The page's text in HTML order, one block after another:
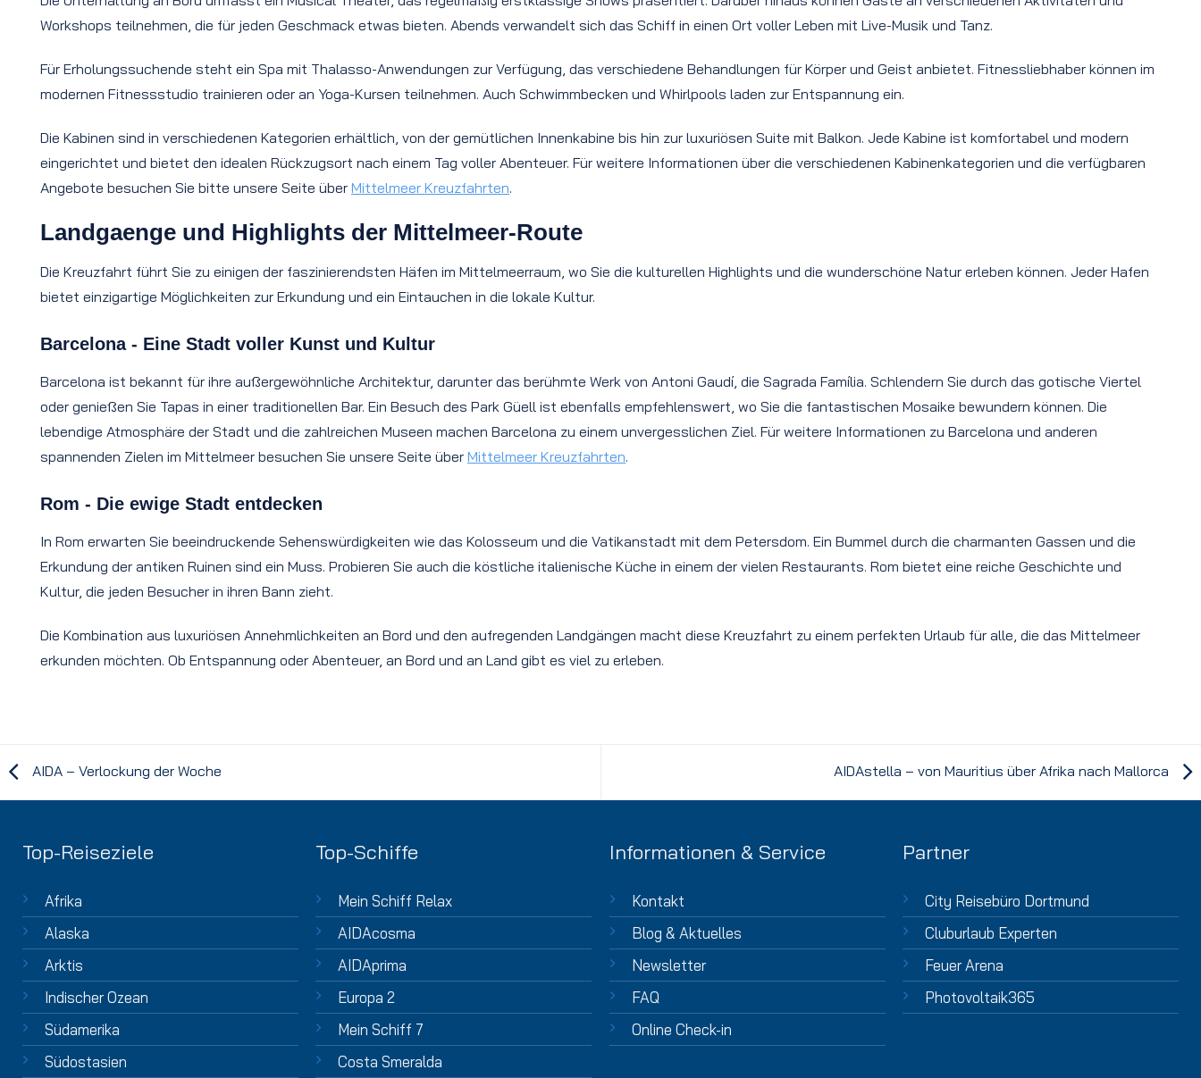
Workshops teilnehmen, die für jeden Geschmack etwas bieten. Abends verwandelt sich das Schiff in einen Ort voller Leben mit Live-Musik und Tanz.
Für Erholungssuchende steht ein Spa mit Thalasso-Anwendungen zur Verfügung, das verschiedene Behandlungen für Körper und Geist anbietet. Fitnessliebhaber können im
modernen Fitnessstudio trainieren oder an Yoga-Kursen teilnehmen. Auch Schwimmbecken und Whirlpools laden zur Entspannung ein.
Die Kabinen sind in verschiedenen Kategorien erhältlich, von der gemütlichen Innenkabine bis hin zur luxuriösen Suite mit Balkon. Jede Kabine ist komfortabel und modern
eingerichtet und bietet den idealen Rückzugsort nach einem Tag voller Abenteuer. Für weitere Informationen über die verschiedenen Kabinenkategorien und die verfügbaren
Angebote besuchen Sie bitte unsere Seite über Mittelmeer Kreuzfahrten.
Landgaenge und Highlights der Mittelmeer-Route
Die Kreuzfahrt führt Sie zu einigen der faszinierendsten Häfen im Mittelmeerraum, wo Sie die kulturellen Highlights und die wunderschöne Natur erleben können. Jeder Hafen
bietet einzigartige Möglichkeiten zur Erkundung und ein Eintauchen in die lokale Kultur.
Barcelona - Eine Stadt voller Kunst und Kultur
Barcelona ist bekannt für ihre außergewöhnliche Architektur, darunter das berühmte Werk von Antoni Gaudí, die Sagrada Família. Schlendern Sie durch das gotische Viertel
oder genießen Sie Tapas in einer traditionellen Bar. Ein Besuch des Park Güell ist ebenfalls empfehlenswert, wo Sie die fantastischen Mosaike bewundern können. Die
lebendige Atmosphäre der Stadt und die zahlreichen Museen machen Barcelona zu einem unvergesslichen Ziel. Für weitere Informationen zu Barcelona und anderen
spannenden Zielen im Mittelmeer besuchen Sie unsere Seite über Mittelmeer Kreuzfahrten.
Rom - Die ewige Stadt entdecken
In Rom erwarten Sie beeindruckende Sehenswürdigkeiten wie das Kolosseum und die Vatikanstadt mit dem Petersdom. Ein Bummel durch die charmanten Gassen und die
Erkundung der antiken Ruinen sind ein Muss. Probieren Sie auch die köstliche italienische Küche in einem der vielen Restaurants. Rom bietet eine reiche Geschichte und
Kultur, die jeden Besucher in ihren Bann zieht.
Die Kombination aus luxuriösen Annehmlichkeiten an Bord und den aufregenden Landgängen macht diese Kreuzfahrt zu einem perfekten Urlaub für alle, die das Mittelmeer
erkunden möchten. Ob Entspannung oder Abenteuer, an Bord und an Land gibt es viel zu erleben.
AIDA – Verlockung der Woche AIDAstella – von Mauritius über Afrika nach Mallorca
Top-Reiseziele
Afrika
Alaska
Arktis
Indischer Ozean
Südamerika
Südostasien
Top-Schiffe
Mein Schiff Relax
AIDAcosma
AIDAprima
Europa 2
Mein Schiff 7
Costa Smeralda
Informationen & Service
Kontakt
Blog & Aktuelles
Newsletter
FAQ
Online Check-in
Partner
City Reisebüro Dortmund
Cluburlaub Experten
Feuer Arena
Photovoltaik365